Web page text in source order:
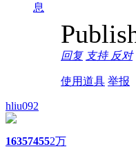
息
回复 支持 反对
使用道具 举报
hliu092
163574552万